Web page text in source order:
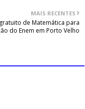
MAIS RECENTES
de Matemática para
do Enem em Porto Velho